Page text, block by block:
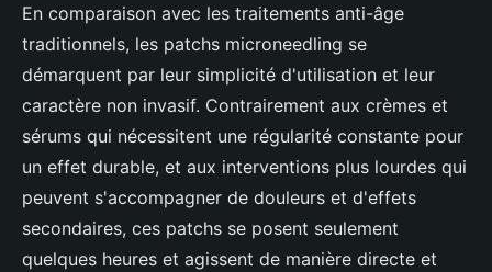
En comparaison avec les traitements anti-âge
traditionnels, les patchs microneedling se
démarquent par leur simplicité d'utilisation et leur
caractère non invasif. Contrairement aux crèmes et
sérums qui nécessitent une régularité constante pour
un effet durable, et aux interventions plus lourdes qui
peuvent s'accompagner de douleurs et d'effets
secondaires, ces patchs se posent seulement
quelques heures et agissent de manière directe et